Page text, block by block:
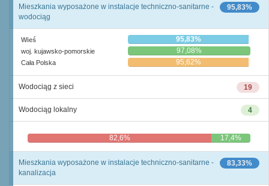
95,83%
Mieszkania wyposażone w instalacje techniczno-sanitarne -
wodociąg
Wieś 95,83%
woj. kujawsko-pomorskie 97,08%
Cała Polska 95,62%
19
Wodociąg z sieci
4
Wodociąg lokalny
82,6% 17,4%
83,33%
Mieszkania wyposażone w instalacje techniczno-sanitarne -
kanalizacja